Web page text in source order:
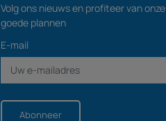
Volg ons nieuws en profiteer van onze
goede plannen
E-mail
Abonneer